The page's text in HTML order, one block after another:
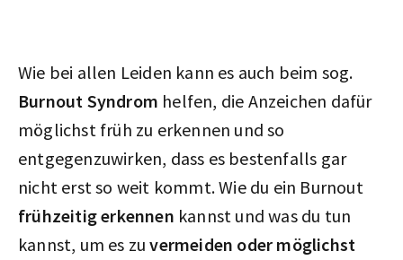
Wie bei allen Leiden kann es auch beim sog.
Burnout Syndrom helfen, die Anzeichen dafür
möglichst früh zu erkennen und so
entgegenzuwirken, dass es bestenfalls gar
nicht erst so weit kommt. Wie du ein Burnout
frühzeitig erkennen kannst und was du tun
kannst, um es zuvermeiden oder möglichst